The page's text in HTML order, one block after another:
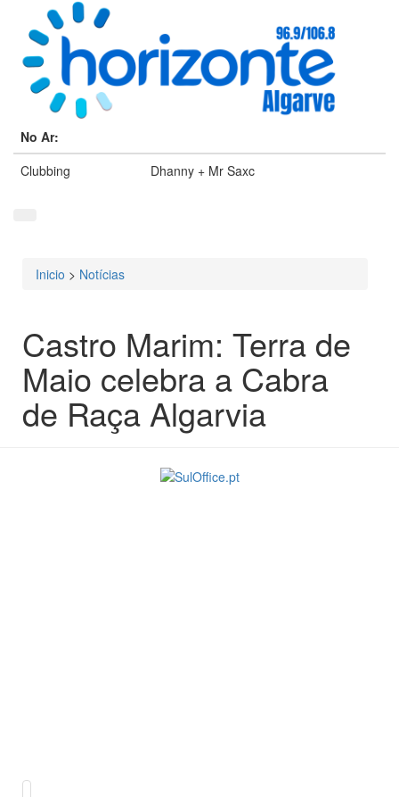
No Ar:
Clubbing
Dhanny + Mr Saxc
Está aqui
Inicio > Notícias
Castro Marim: Terra de
Maio celebra a Cabra
de Raça Algarvia